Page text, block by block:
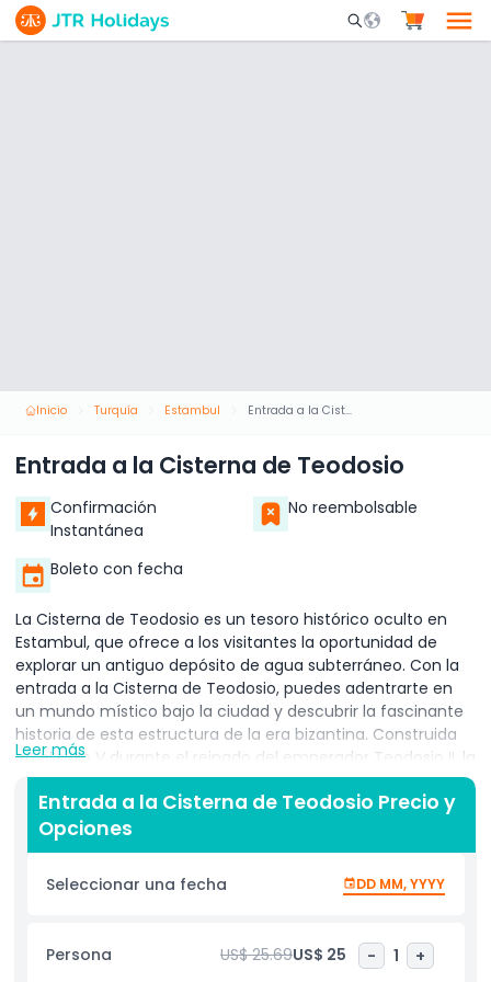
Mobile Search
Inicio Turquía Estambul Entrada a la Cisterna de Teodosio
Entrada a la Cisterna de Teodosio
Confirmación
Instantánea
No reembolsable
Boleto con fecha
La Cisterna de Teodosio es un tesoro histórico oculto en
Estambul, que ofrece a los visitantes la oportunidad de
explorar un antiguo depósito de agua subterráneo. Con la
entrada a la Cisterna de Teodosio, puedes adentrarte en
un mundo místico bajo la ciudad y descubrir la fascinante
historia de esta estructura de la era bizantina. Construida
en el siglo V durante el reinado del emperador Teodosio II, la
cisterna fue diseñada para almacenar y abastecer agua a
la ciudad. Hoy en día, se erige como un ejemplo notable de
ingeniería y arquitectura antiguas. Visitar la Cisterna de
Teodosio te permite caminar por sus cámaras
subterráneas bellamente restauradas, sostenidas por
imponentes columnas de piedra e iluminadas por una luz
experiencia única mientras admiras los detalles intrincados
de la antigua estructura. Los reflejos de las columnas en el
Leer más
Entrada a la Cisterna de Teodosio Precio y
Opciones
Seleccionar una fecha DD MM, YYYY
Persona US$ 25.69US$ 25 - 1 +